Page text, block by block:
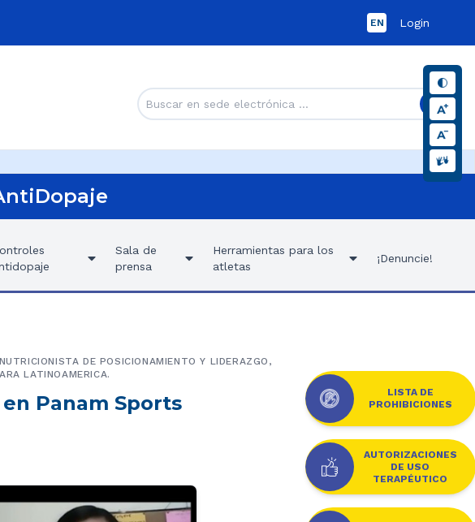
EN Login
Sala de
prensa
Herramientas para los
atletas
¡Denuncie!
Panam Sports
DE POSICIONAMIENTO Y LIDERAZGO,
LATINOAMERICA.
LISTA DE
PROHIBICIONES
AUTORIZACIONES
DE USO
TERAPÉUTICO